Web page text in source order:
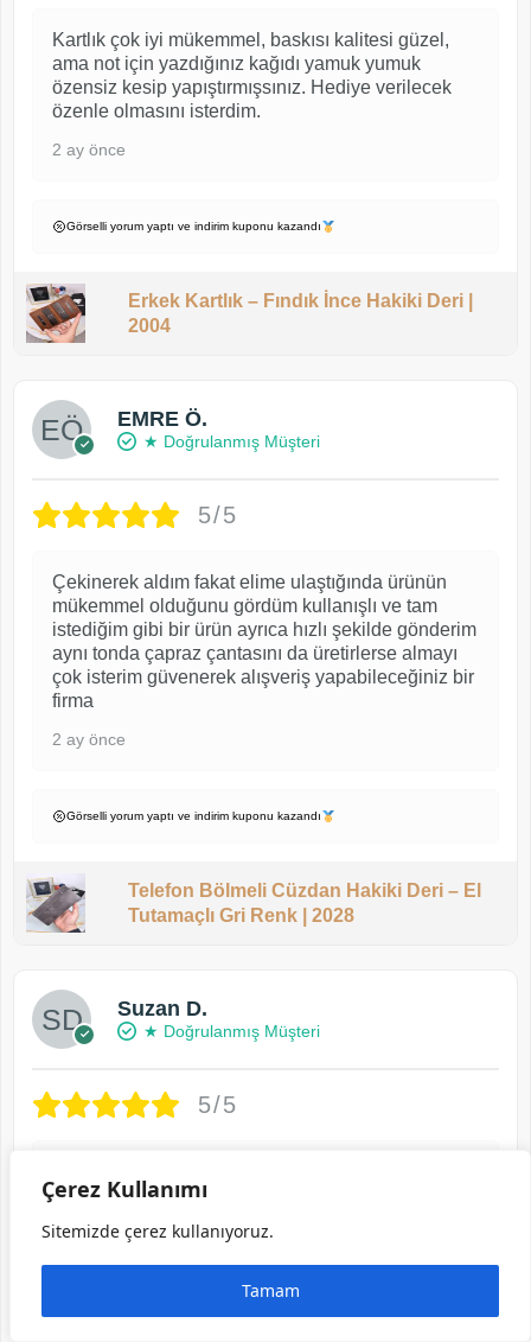
Çerez Kullanımı
Sitemizde çerez kullanıyoruz.
Tamam
Kartlık çok iyi mükemmel, baskısı kalitesi güzel,
ama not için yazdığınız kağıdı yamuk yumuk
özensiz kesip yapıştırmışsınız. Hediye verilecek
özenle olmasını isterdim.
2 ay önce
Görselli yorum yaptı ve indirim kuponu kazandı
Erkek Kartlık – Fındık İnce Hakiki Deri |
2004
EMRE Ö.
★ Doğrulanmış Müşteri
5/5
Çekinerek aldım fakat elime ulaştığında ürünün
mükemmel olduğunu gördüm kullanışlı ve tam
istediğim gibi bir ürün ayrıca hızlı şekilde gönderim
aynı tonda çapraz çantasını da üretirlerse almayı
çok isterim güvenerek alışveriş yapabileceğiniz bir
firma
2 ay önce
Görselli yorum yaptı ve indirim kuponu kazandı
Telefon Bölmeli Cüzdan Hakiki Deri – El
Tutamaçlı Gri Renk | 2028
Suzan D.
★ Doğrulanmış Müşteri
5/5
yumuşacık; gerçekten deri
2 ay önce
Kadın Cüzdan – Fuşya Hakiki Deri, Lüks